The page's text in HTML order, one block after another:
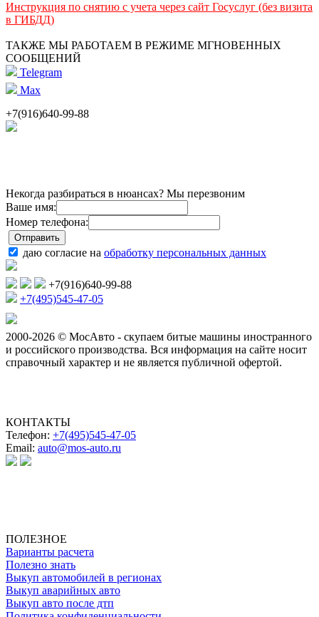
Инструкция по снятию с учета через сайт Госуслуг (без визита
в ГИБДД)
ТАКЖЕ МЫ РАБОТАЕМ В РЕЖИМЕ МГНОВЕННЫХ
СООБЩЕНИЙ
Telegram
Max
+7(916)640-99-88
Некогда разбираться в нюансах? Мы перезвоним
Ваше имя:
Номер телефона:
даю согласие на обработку персональных данных
+7(916)640-99-88
+7(495)545-47-05
2000-2026 © МосАвто - скупаем битые машины иностранного
и российского производства. Вся информация на сайте носит
справочный характер и не является публичной офертой.
КОНТАКТЫ
Телефон: +7(495)545-47-05
Email: auto@mos-auto.ru
ПОЛЕЗНОЕ
Варианты расчета
Полезно знать
Выкуп автомобилей в регионах
Выкуп аварийных авто
Выкуп авто после дтп